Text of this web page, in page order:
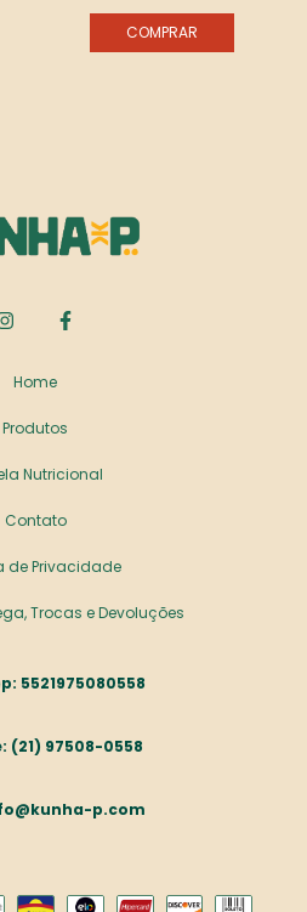
Home
Produtos
Nutricional
Contato
de Privacidade
Trocas e Devoluções